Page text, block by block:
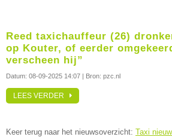
Reed taxichauffeur (26)
op Kouter, of eerder
verscheen hij”
Datum: 08-09-2025 14:07 | Bron: pzc.nl
LEES VERDER
Keer terug naar het nieuwsoverzicht: Taxi